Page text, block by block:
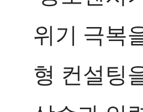
위기 극복
형 컨설팅